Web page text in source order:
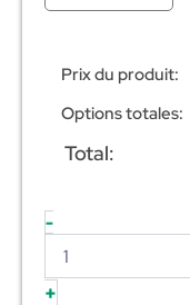
Prix du produit:
Options totales:
Total:
-
+